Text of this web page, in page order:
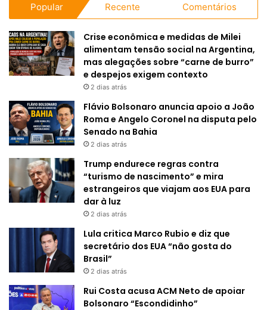
Popular Recente Comentários
Crise econômica e medidas de Milei
alimentam tensão social na Argentina,
mas alegações sobre “carne de burro”
e despejos exigem contexto
2 dias atrás
Flávio Bolsonaro anuncia apoio a João
Roma e Angelo Coronel na disputa pelo
Senado na Bahia
2 dias atrás
Trump endurece regras contra
“turismo de nascimento” e mira
estrangeiros que viajam aos EUA para
dar à luz
2 dias atrás
Lula critica Marco Rubio e diz que
secretário dos EUA “não gosta do
Brasil”
2 dias atrás
Rui Costa acusa ACM Neto de apoiar
Bolsonaro “Escondidinho”